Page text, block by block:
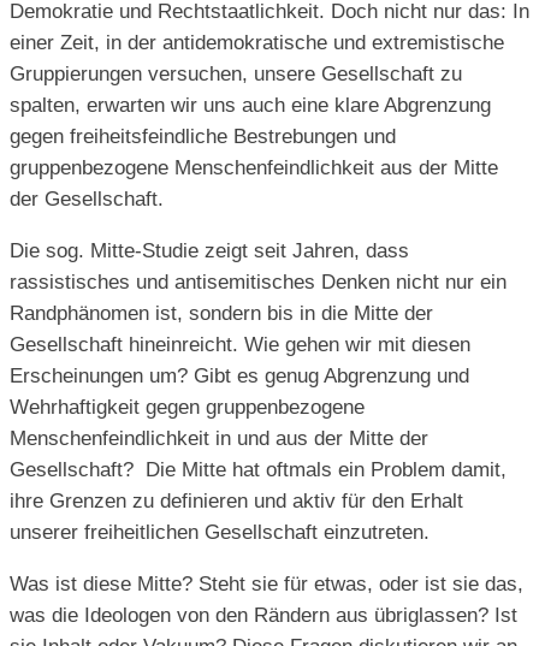
Demokratie und Rechtstaatlichkeit. Doch nicht nur das: In
einer Zeit, in der antidemokratische und extremistische
Gruppierungen versuchen, unsere Gesellschaft zu
spalten, erwarten wir uns auch eine klare Abgrenzung
gegen freiheitsfeindliche Bestrebungen und
gruppenbezogene Menschenfeindlichkeit aus der Mitte
der Gesellschaft.
Die sog. Mitte-Studie zeigt seit Jahren, dass
rassistisches und antisemitisches Denken nicht nur ein
Randphänomen ist, sondern bis in die Mitte der
Gesellschaft hineinreicht. Wie gehen wir mit diesen
Erscheinungen um? Gibt es genug Abgrenzung und
Wehrhaftigkeit gegen gruppenbezogene
Menschenfeindlichkeit in und aus der Mitte der
Gesellschaft? Die Mitte hat oftmals ein Problem damit,
ihre Grenzen zu definieren und aktiv für den Erhalt
unserer freiheitlichen Gesellschaft einzutreten.
Was ist diese Mitte? Steht sie für etwas, oder ist sie das,
was die Ideologen von den Rändern aus übriglassen? Ist